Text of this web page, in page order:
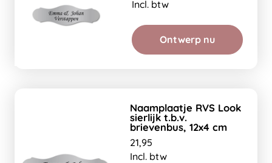
Incl. btw
Ontwerp nu
Naamplaatje RVS Look
sierlijk t.b.v.
brievenbus, 12x4 cm
21,95
Incl. btw